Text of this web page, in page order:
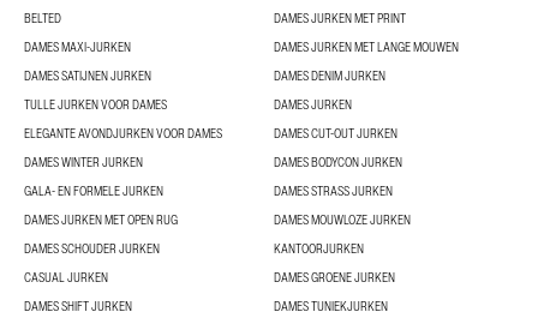
BELTED
DAMES JURKEN MET PRINT
DAMES MAXI-JURKEN
DAMES JURKEN MET LANGE MOUWEN
DAMES SATIJNEN JURKEN
DAMES DENIM JURKEN
TULLE JURKEN VOOR DAMES
DAMES JURKEN
ELEGANTE AVONDJURKEN VOOR DAMES
DAMES CUT-OUT JURKEN
DAMES WINTER JURKEN
DAMES BODYCON JURKEN
GALA- EN FORMELE JURKEN
DAMES STRASS JURKEN
DAMES JURKEN MET OPEN RUG
DAMES MOUWLOZE JURKEN
DAMES SCHOUDER JURKEN
KANTOORJURKEN
CASUAL JURKEN
DAMES GROENE JURKEN
DAMES SHIFT JURKEN
DAMES TUNIEKJURKEN